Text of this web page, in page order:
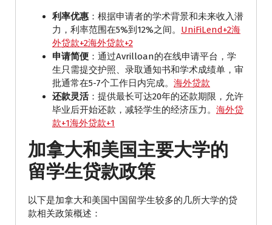
利率优惠 ：​根据申请者的学术背景和未来收入潜
力，利率范围在5%到12%之间。​ UniFiLend+2海
外贷款+2海外贷款+2
申请简便 ：​通过Avrilloan的在线申请平台，学
生只需提交护照、录取通知书和学术成绩单，审
批通常在5-7个工作日内完成。​ 海外贷款
还款灵活：​提供最长可达20年的还款期限，允许
毕业后开始还款，减轻学生的经济压力。​ 海外贷
款+1海外贷款+1
加拿大和美国主要大学的
留学生贷款政策
以下是加拿大和美国中国留学生较多的几所大学的贷
款相关政策概述：